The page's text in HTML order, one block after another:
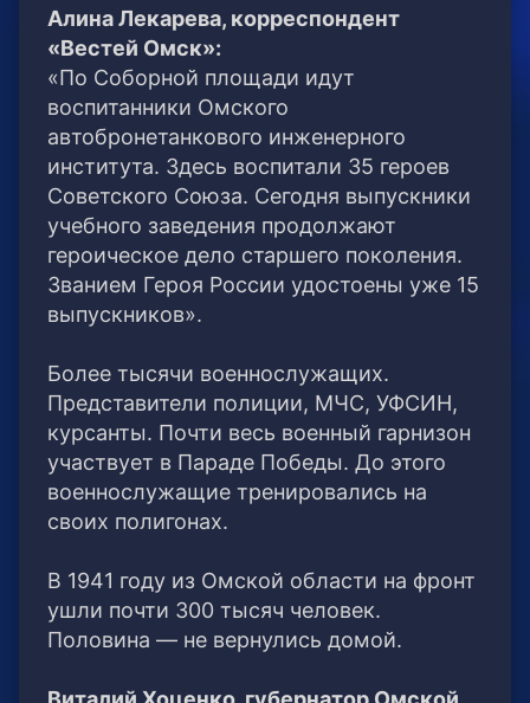
Алина Лекарева, корреспондент
«Вестей Омск»:
«По Соборной площади идут
воспитанники Омского
автобронетанкового инженерного
института. Здесь воспитали 35 героев
Советского Союза. Сегодня выпускники
учебного заведения продолжают
героическое дело старшего поколения.
Званием Героя России удостоены уже 15
выпускников».
Более тысячи военнослужащих.
Представители полиции, МЧС, УФСИН,
курсанты. Почти весь военный гарнизон
участвует в Параде Победы. До этого
военнослужащие тренировались на
своих полигонах.
В 1941 году из Омской области на фронт
ушли почти 300 тысяч человек.
Половина — не вернулись домой.